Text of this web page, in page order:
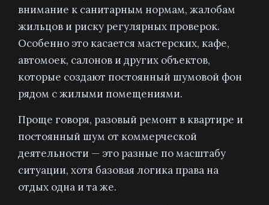
внимание к санитарным нормам, жалобам
жильцов и риску регулярных проверок.
Особенно это касается мастерских, кафе,
автомоек, салонов и других объектов,
которые создают постоянный шумовой фон
рядом с жилыми помещениями.
Проще говоря, разовый ремонт в квартире и
постоянный шум от коммерческой
деятельности — это разные по масштабу
ситуации, хотя базовая логика права на
отдых одна и та же.